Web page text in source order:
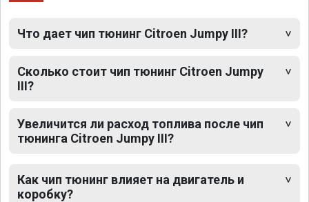
Что дает чип тюнинг Citroen Jumpy III?
Сколько стоит чип тюнинг Citroen Jumpy
III?
Увеличится ли расход топлива после чип
тюнинга Citroen Jumpy III?
Как чип тюнинг влияет на двигатель и
коробку?